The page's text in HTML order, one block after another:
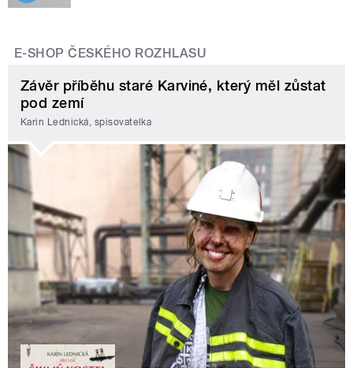
E-SHOP ČESKÉHO ROZHLASU
Závěr příběhu staré Karviné, který měl zůstat
pod zemí
Karin Lednická, spisovatelka